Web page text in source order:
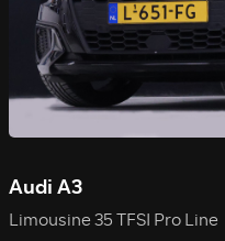
Audi A3
Limousine 35 TFSI Pro Line